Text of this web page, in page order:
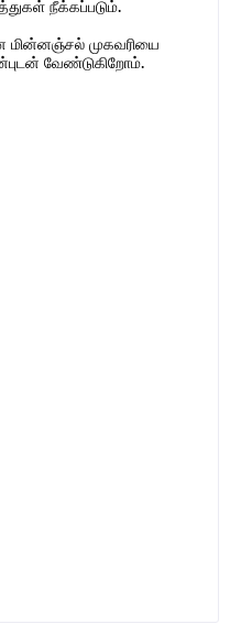
நீக்கப்படும்.
மின்னஞ்சல் முகவரியை
வேண்டுகிறோம்.